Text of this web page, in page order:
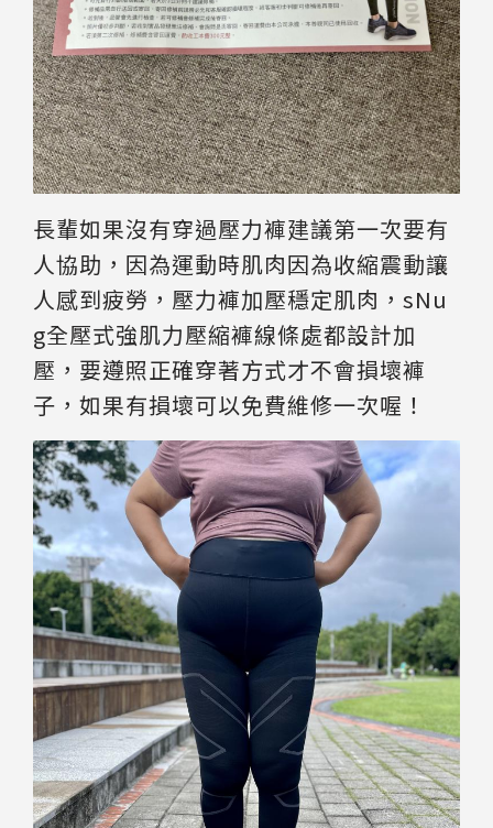
長輩如果沒有穿過壓力褲建議第一次要有
人協助，因為運動時肌肉因為收縮震動讓
人感到疲勞，壓力褲加壓穩定肌肉，sNu
g全壓式強肌力壓縮褲線條處都設計加
壓，要遵照正確穿著方式才不會損壞褲
子，如果有損壞可以免費維修一次喔！